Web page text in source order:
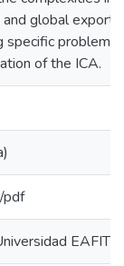
global export
specific problems
of the ICA.
pdf
EAFIT